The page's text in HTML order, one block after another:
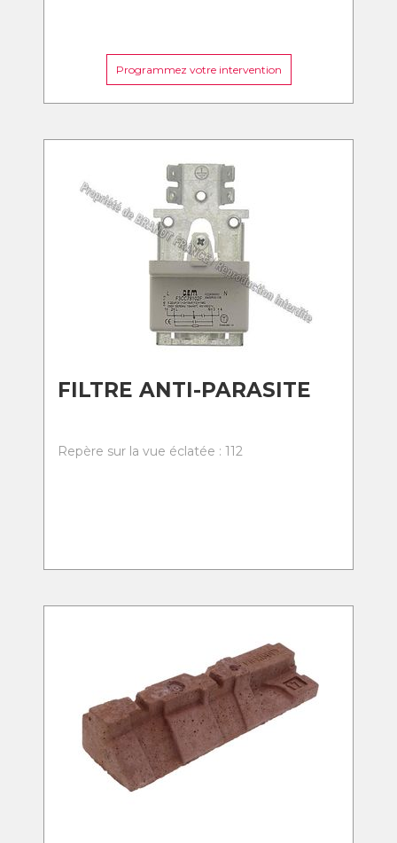
Programmez votre intervention
FILTRE ANTI-PARASITE
Repère sur la vue éclatée : 112